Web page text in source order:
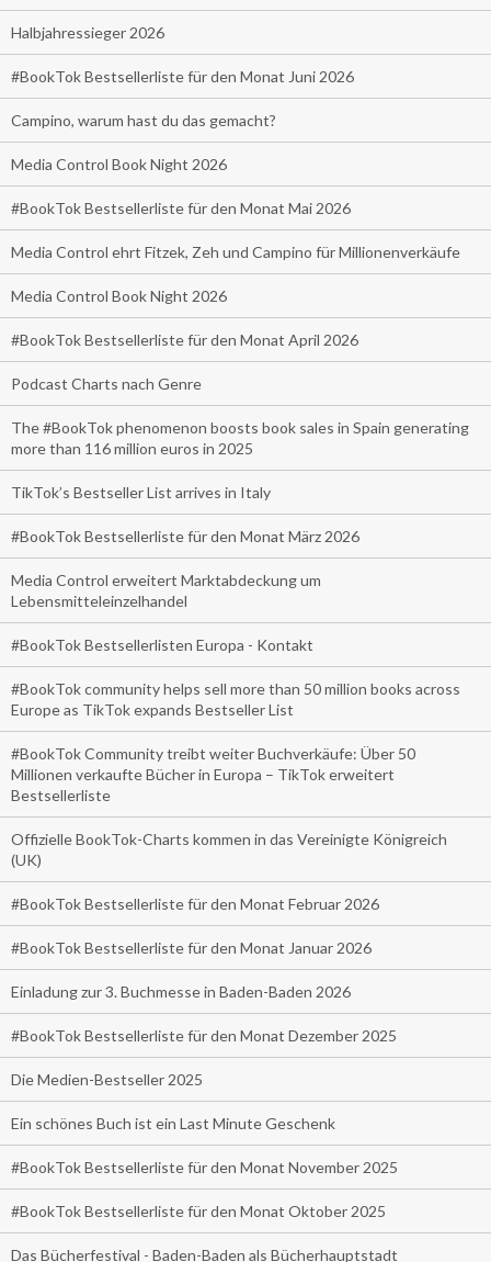
Halbjahressieger 2026
#BookTok Bestsellerliste für den Monat Juni 2026
Campino, warum hast du das gemacht?
Media Control Book Night 2026
#BookTok Bestsellerliste für den Monat Mai 2026
Media Control ehrt Fitzek, Zeh und Campino für Millionenverkäufe
Media Control Book Night 2026
#BookTok Bestsellerliste für den Monat April 2026
Podcast Charts nach Genre
The #BookTok phenomenon boosts book sales in Spain generating
more than 116 million euros in 2025
TikTok’s Bestseller List arrives in Italy
#BookTok Bestsellerliste für den Monat März 2026
Media Control erweitert Marktabdeckung um
Lebensmitteleinzelhandel
#BookTok Bestsellerlisten Europa - Kontakt
#BookTok community helps sell more than 50 million books across
Europe as TikTok expands Bestseller List
#BookTok Community treibt weiter Buchverkäufe: Über 50
Millionen verkaufte Bücher in Europa – TikTok erweitert
Bestsellerliste
Offizielle BookTok-Charts kommen in das Vereinigte Königreich
(UK)
#BookTok Bestsellerliste für den Monat Februar 2026
#BookTok Bestsellerliste für den Monat Januar 2026
Einladung zur 3. Buchmesse in Baden-Baden 2026
#BookTok Bestsellerliste für den Monat Dezember 2025
Die Medien-Bestseller 2025
Ein schönes Buch ist ein Last Minute Geschenk
#BookTok Bestsellerliste für den Monat November 2025
#BookTok Bestsellerliste für den Monat Oktober 2025
Das Bücherfestival - Baden-Baden als Bücherhauptstadt